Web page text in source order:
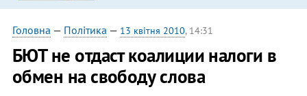
Головна — Політика — 13 квітня 2010, 14:31
БЮТ не отдаст коалиции налоги в
обмен на свободу слова